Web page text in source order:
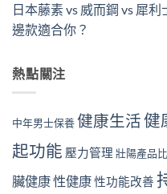
日本藤素 vs 威而鋼 vs 犀
邊款適合你？
熱點關注
中年男士保養健康生活健
起功能 壓力管理 壯陽產品
臟健康性健康性功能改善